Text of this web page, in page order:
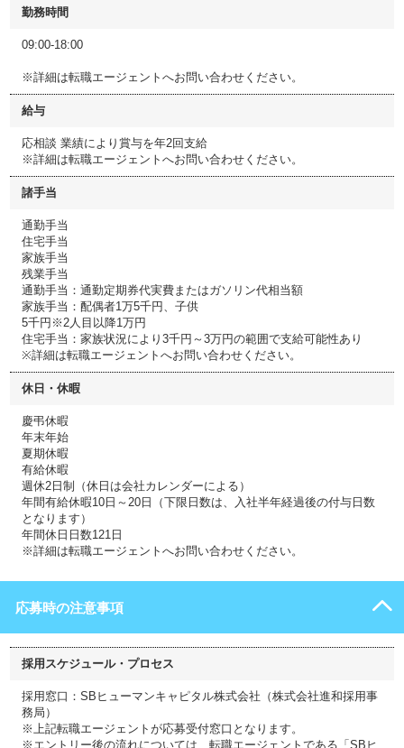
勤務時間
09:00-18:00
※詳細は転職エージェントへお問い合わせください。
給与
応相談 業績により賞与を年2回支給
※詳細は転職エージェントへお問い合わせください。
諸手当
通勤手当
住宅手当
家族手当
残業手当
通勤手当：通勤定期券代実費またはガソリン代相当額
家族手当：配偶者1万5千円、子供
5千円※2人目以降1万円
住宅手当：家族状況により3千円～3万円の範囲で支給可能性あり
※詳細は転職エージェントへお問い合わせください。
休日・休暇
慶弔休暇
年末年始
夏期休暇
有給休暇
週休2日制（休日は会社カレンダーによる）
年間有給休暇10日～20日（下限日数は、入社半年経過後の付与日数
となります）
年間休日日数121日
※詳細は転職エージェントへお問い合わせください。
応募時の注意事項
採用スケジュール・プロセス
採用窓口：SBヒューマンキャピタル株式会社（株式会社進和採用事
務局）
※上記転職エージェントが応募受付窓口となります。
※エントリー後の流れについては、転職エージェントである「SBヒ